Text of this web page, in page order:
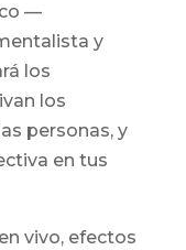
—
y
los
los
personas, y
en tus
vivo, efectos